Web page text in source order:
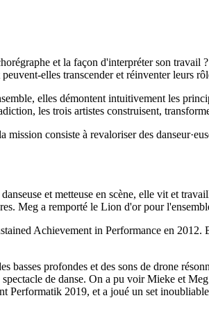
et la façon d'interpréter son
elles transcender et réinventer leurs
elles démontent intuitivement les
les trois artistes construisent,
consiste à revaloriser des
et metteuse en scène, elle vit et
Meg a remporté le Lion d'or pour
Achievement in Performance en
basses profondes et des sons de drone
de danse. On a pu voir Mieke et
Performatik 2019, et a joué un set